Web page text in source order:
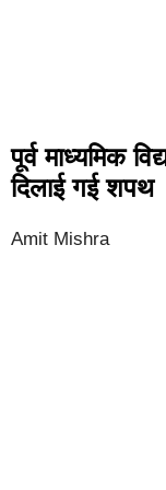
पूर्व माध्यमिक
दिलाई गई शपथ
Amit Mishra